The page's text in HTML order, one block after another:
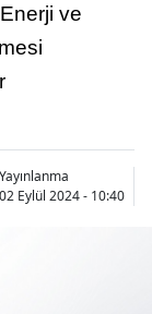
ve
Yayınlanma
02 Eylül 2024 - 10:40